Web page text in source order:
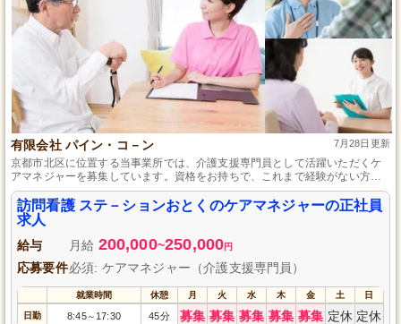
有限会社 パイン・コ－ン 7月28日更新
京都市北区に位置する当事業所では、介護支援専門員として活躍いただくケ
アマネジャーを募集しています。資格をお持ちで、これまで経験がない方も
大歓迎です。お仕事は、利用者様やそのご家族に寄り添うケアプランの作
成・提案です。土日休みの週休2日制で、お休みもしっかり取れ、プライベー
トを大切にしたい方にも最適です。
訪問看護 ステ－ションおとくのケアマネジャーの正社員
求人
給与 月給 200,000~250,000円
応募要件必須: ケアマネジャー（介護支援専門員）
就業時間 休憩 月 火 水 木 金 土 日
日勤 8:45～ 17:30 45分 募集 募集 募集 募集 募集 定休 定休